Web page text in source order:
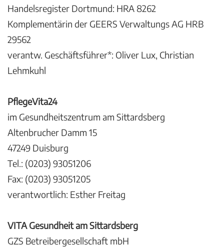
Handelsregister Dortmund: HRA 8262
Komplementärin der GEERS Verwaltungs AG HRB
29562
verantw. Geschäftsführer*: Oliver Lux, Christian
Lehmkuhl
PflegeVita24
im Gesundheitszentrum am Sittardsberg
Altenbrucher Damm 15
47249 Duisburg
Tel.: (0203) 93051206
Fax: (0203) 93051205
verantwortlich: Esther Freitag
VITA Gesundheit am Sittardsberg
GZS Betreibergesellschaft mbH